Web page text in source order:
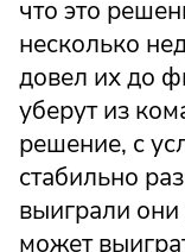
что это
несколько
довел их до
уберут из
решение, с
стабильно
выиграли
может